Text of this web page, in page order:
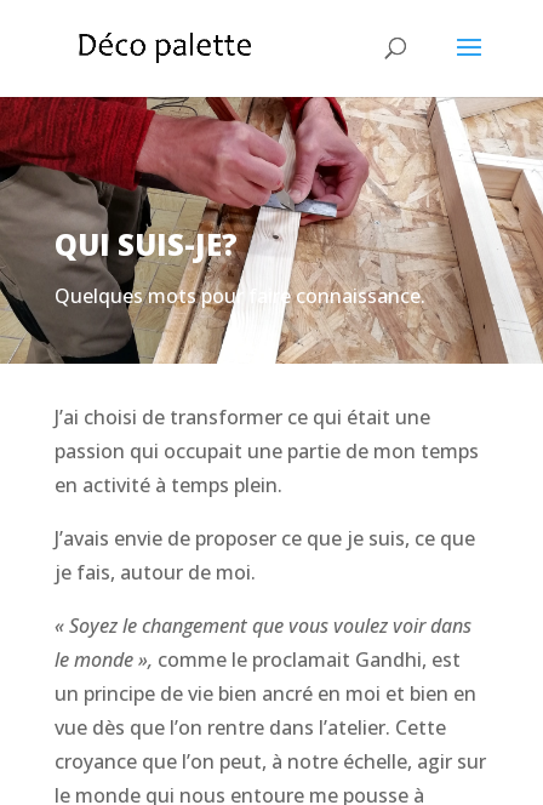
QUI SUIS-JE?
Quelques mots pour faire connaissance.
J’ai choisi de transformer ce qui était une
passion qui occupait une partie de mon temps
en activité à temps plein.
J’avais envie de proposer ce que je suis, ce que
je fais, autour de moi.
« Soyez le changement que vous voulez voir dans
le monde », comme le proclamait Gandhi, est
un principe de vie bien ancré en moi et bien en
vue dès que l’on rentre dans l’atelier. Cette
croyance que l’on peut, à notre échelle, agir sur
le monde qui nous entoure me pousse à